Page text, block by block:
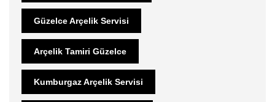
Güzelce Arçelik Servisi
Arçelik Tamiri Güzelce
Kumburgaz Arçelik Servisi